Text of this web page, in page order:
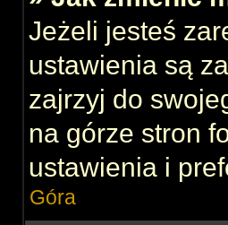
Jeżeli jesteś
ustawienia są
zajrzyj do
na górze stron
ustawienia i
Góra